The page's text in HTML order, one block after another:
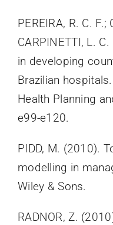
PEREIRA, R. C. F.;
CARPINETTI, L.
in developing
Brazilian
Health Planning
e99-e120.
PIDD, M. (2010).
modelling in
Wiley & Sons.
RADNOR, Z.